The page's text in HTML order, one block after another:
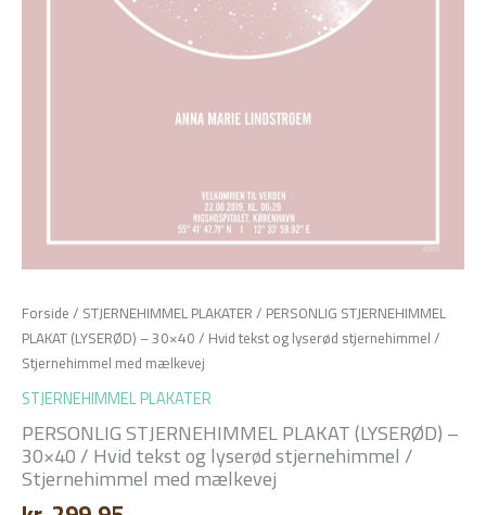
Forside / STJERNEHIMMEL PLAKATER / PERSONLIG STJERNEHIMMEL
PLAKAT (LYSERØD) – 30×40 / Hvid tekst og lyserød stjernehimmel /
Stjernehimmel med mælkevej
STJERNEHIMMEL PLAKATER
PERSONLIG STJERNEHIMMEL PLAKAT (LYSERØD) –
30×40 / Hvid tekst og lyserød stjernehimmel /
Stjernehimmel med mælkevej